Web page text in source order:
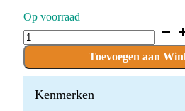
Op voorraad
D.860.009.C.FG
x
Boren
quantity
Toevoegen aan
Kenmerken